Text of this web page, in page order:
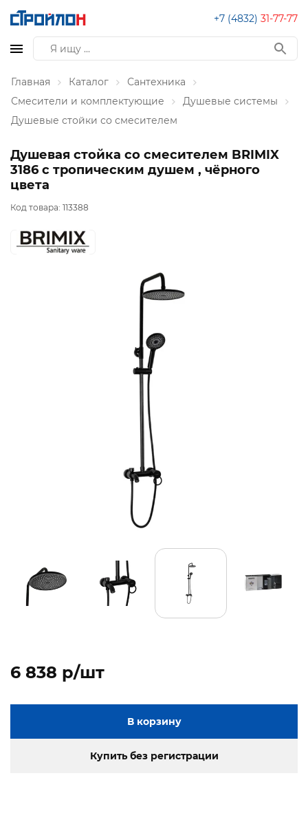
+7 (4832) 31-77-77
Главная Каталог
Сантехника
Смесители и комплектующие
Душевые системы
Душевые стойки со смесителем
Душевая стойка со смесителем BRIMIX
3186 с тропическим душем , чёрного
цвета
Код товара: 113388
6 838 p/шт
В корзину
Купить без регистрации